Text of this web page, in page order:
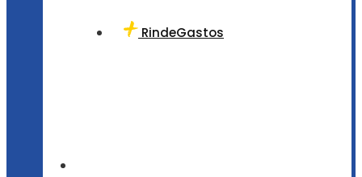
RindeGastos